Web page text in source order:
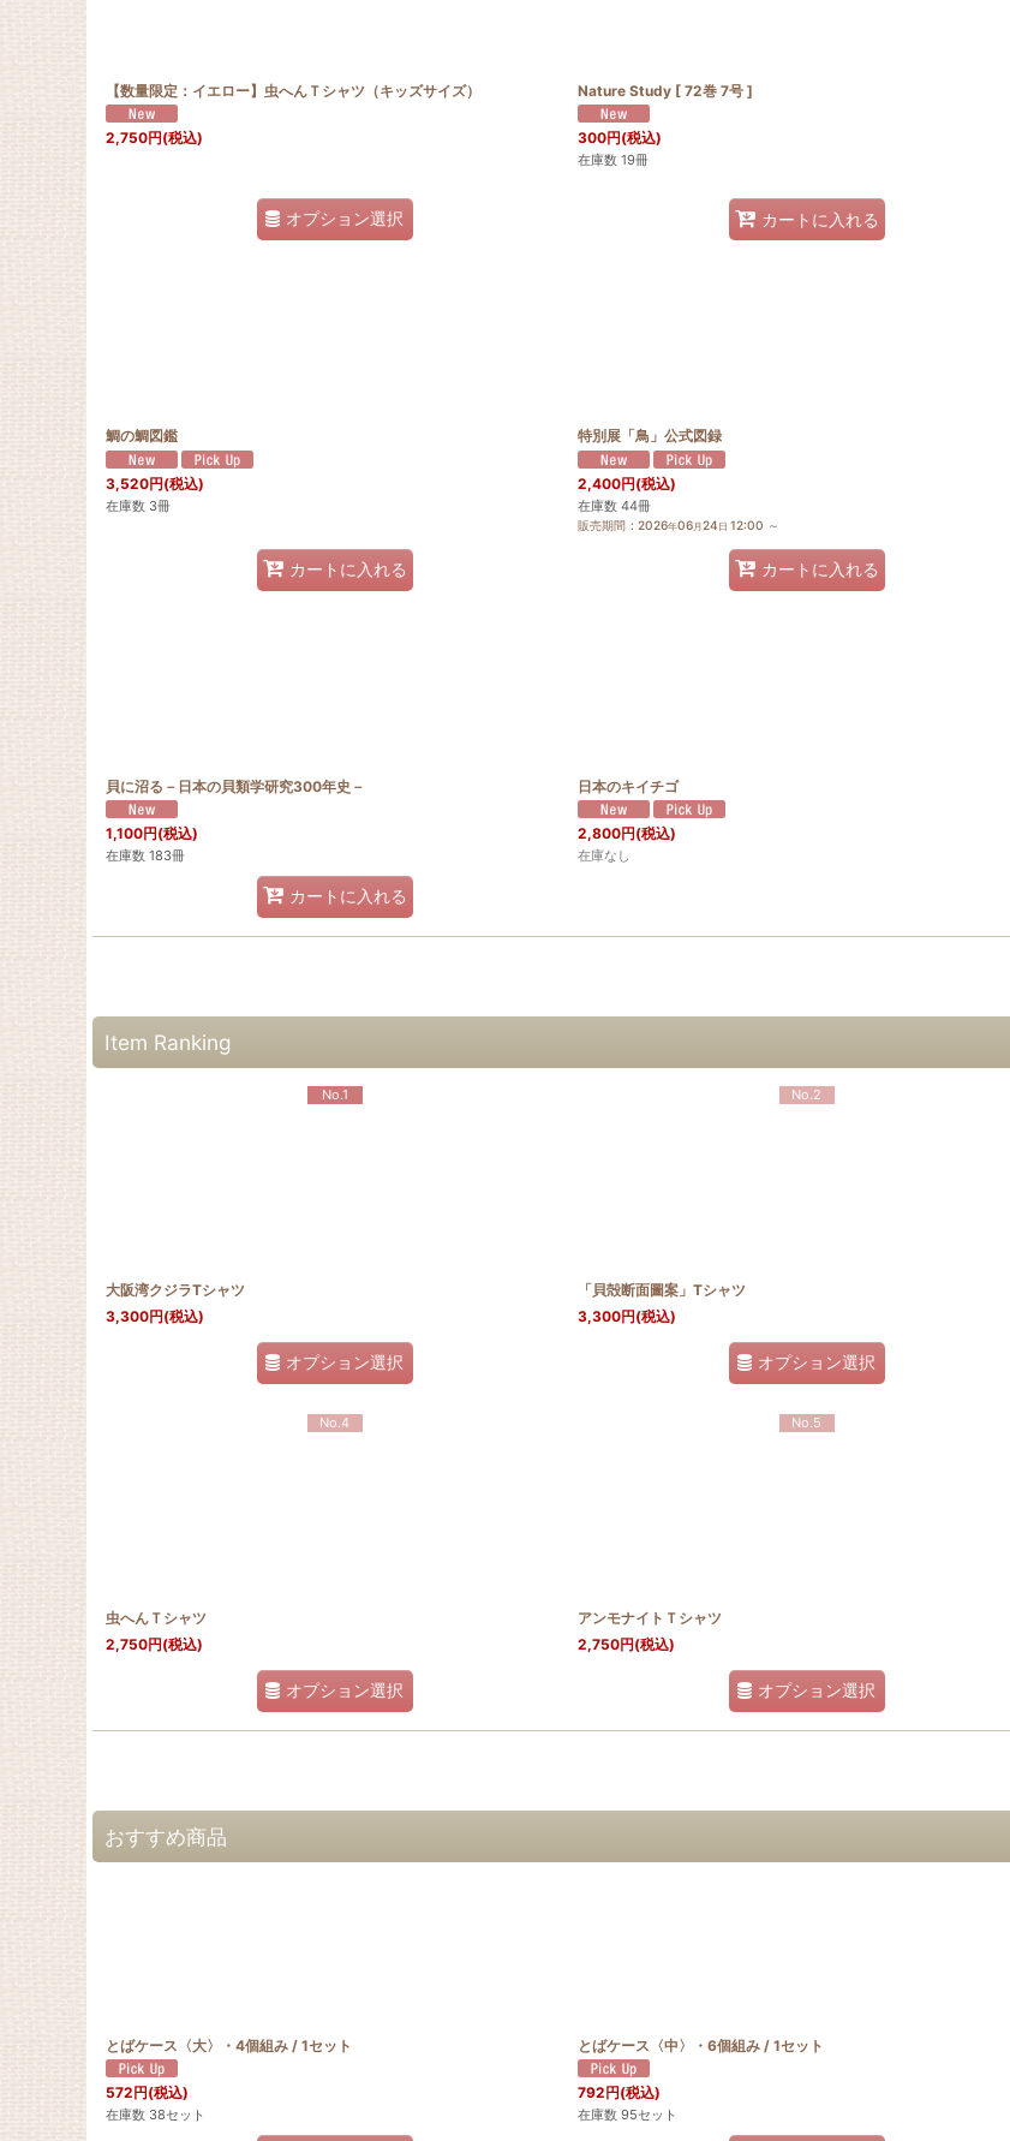
【数量限定：イエロー】虫へんＴシャツ（キッズサイズ）
2,750円(税込)
オプション選択
Nature Study [ 72巻 7号 ]
300円(税込)
在庫数 19冊
カートに入れる
鯛の鯛図鑑
3,520円(税込)
在庫数 3冊
カートに入れる
特別展「鳥」公式図録
2,400円(税込)
在庫数 44冊
販売期間 : 2026年06 月24 日 12:00 ～
カートに入れる
貝に沼る－日本の貝類学研究300年史－
1,100円(税込)
在庫数 183冊
カートに入れる
日本のキイチゴ
2,800円(税込)
在庫なし
Item Ranking
No.1
大阪湾クジラTシャツ
3,300円(税込)
オプション選択
No.2
「貝殻断面圖案」Tシャツ
3,300円(税込)
オプション選択
No.4
虫へんＴシャツ
2,750円(税込)
オプション選択
No.5
アンモナイトＴシャツ
2,750円(税込)
オプション選択
おすすめ商品
とばケース〈大〉・4個組み / 1セット
572円(税込)
在庫数 38セット
とばケース〈中〉・6個組み / 1セット
792円(税込)
在庫数 95セット